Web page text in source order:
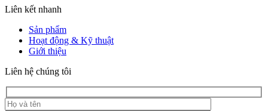
Liên kết nhanh
Sản phẩm
Hoạt động & Kỹ thuật
Giới thiệu
Liên hệ chúng tôi